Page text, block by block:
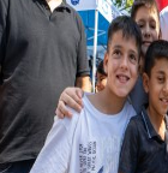
Akın: Benim
hizmet
05 Ağustos 2026